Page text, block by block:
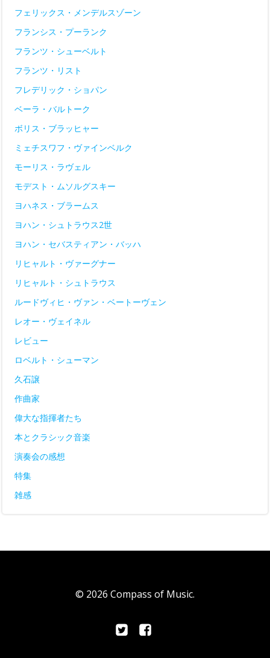
フェリックス・メンデルスゾーン
フランシス・プーランク
フランツ・シューベルト
フランツ・リスト
フレデリック・ショパン
ベーラ・バルトーク
ボリス・ブラッヒャー
ミェチスワフ・ヴァインベルク
モーリス・ラヴェル
モデスト・ムソルグスキー
ヨハネス・ブラームス
ヨハン・シュトラウス2世
ヨハン・セバスティアン・バッハ
リヒャルト・ヴァーグナー
リヒャルト・シュトラウス
ルードヴィヒ・ヴァン・ベートーヴェン
レオー・ヴェイネル
レビュー
ロベルト・シューマン
久石譲
作曲家
偉大な指揮者たち
本とクラシック音楽
演奏会の感想
特集
雑感
© 2026 Compass of Music.